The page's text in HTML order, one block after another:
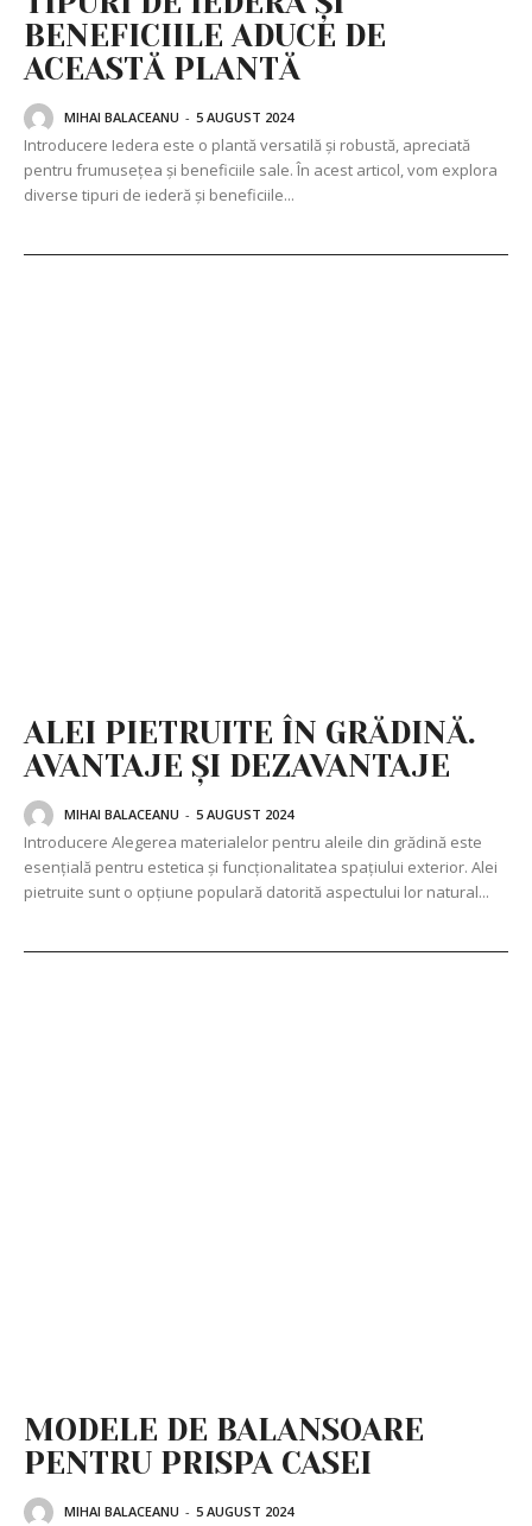
BENEFICIILE ADUCE DE
ACEASTĂ PLANTĂ
MIHAI BALACEANU - 5 AUGUST 2024
Introducere Iedera este o plantă versatilă și robustă, apreciată
pentru frumusețea și beneficiile sale. În acest articol, vom explora
diverse tipuri de iederă și beneficiile...
ALEI PIETRUITE ÎN GRĂDINĂ.
AVANTAJE ȘI DEZAVANTAJE
MIHAI BALACEANU - 5 AUGUST 2024
Introducere Alegerea materialelor pentru aleile din grădină este
esențială pentru estetica și funcționalitatea spațiului exterior. Alei
pietruite sunt o opțiune populară datorită aspectului lor natural...
MODELE DE BALANSOARE
PENTRU PRISPA CASEI
MIHAI BALACEANU - 5 AUGUST 2024